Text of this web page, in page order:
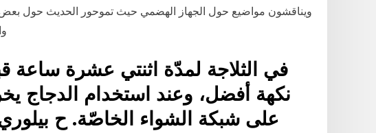
ويناقشون مواضيع حول الجهاز الهضمي حيث تموحور الحديث حول بعض
في الثلاجة لمدّة اثنتي عشرة ساعة
نكهة أفضل، وعند استخدام الدجاج
على شبكة الشواء الخاصّة. ح بيلوري